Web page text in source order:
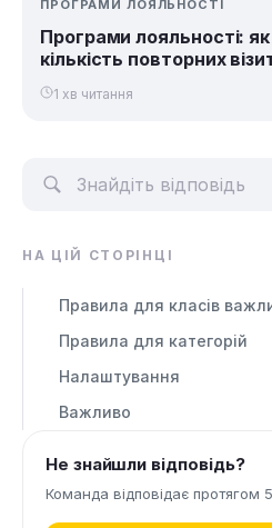
ПРОГРАМИ ЛОЯЛЬНОСТІ
Програми лояльності:
кількість повторних
утримувати клієнтів
1 хв читання
НА ЦІЙ СТОРІНЦІ
Правила для класів
Правила для категорій
Налаштування
Важливо
Не знайшли відповідь?
Команда відповідає протягом